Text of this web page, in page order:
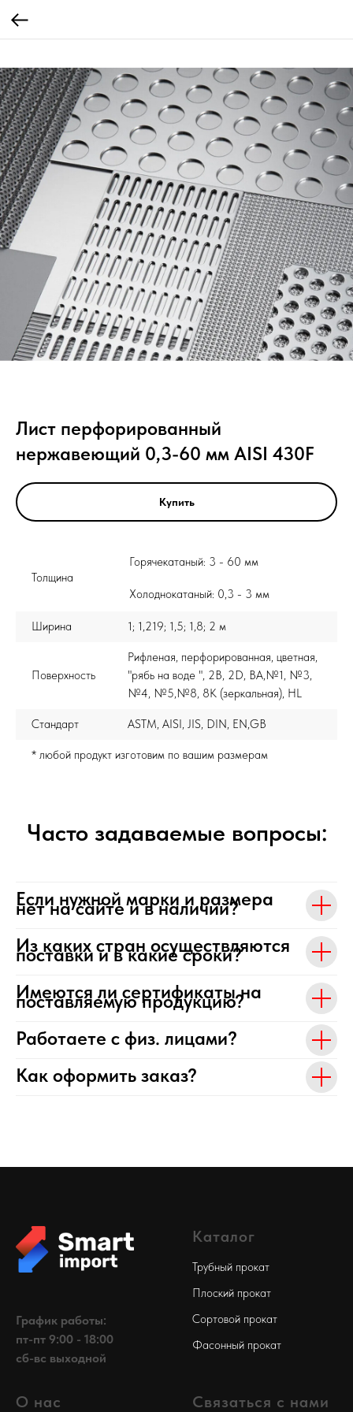
Лист перфорированный
нержавеющий 0,3-60 мм AISI 430F
Купить
Толщина
Горячекатаный: 3 - 60 мм
Холоднокатаный: 0,3 - 3 мм
Ширина 1; 1,219; 1,5; 1,8; 2 м
Поверхность
Рифленая, перфорированная, цветная,
"рябь на воде ", 2B, 2D, BA,№1, №3,
№4, №5,№8, 8K (зеркальная), HL
Стандарт ASTM, AISI, JIS, DIN, EN,GB
* любой продукт изготовим по вашим размерам
Часто задаваемые вопросы:
Если нужной марки и размера
нет на сайте и в наличии?
Из каких стран осуществляются
поставки и в какие сроки?
Имеются ли сертификаты на
поставляемую продукцию?
Работаете с физ. лицами?
Как оформить заказ?
График работы:
пт-пт 9:00 - 18:00
сб-вс выходной
Каталог
Трубный прокат
Плоский прокат
Сортовой прокат
Фасонный прокат
О нас Связаться с нами